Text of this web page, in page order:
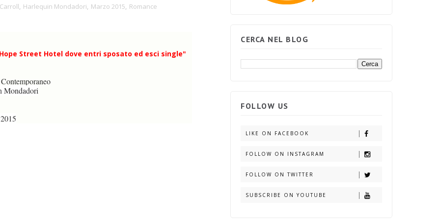
, Harlequin Mondadori, Marzo 2015, Romance
Street Hotel dove entri sposato ed esci single"
Mondadori
CERCA NEL BLOG
FOLLOW US
LIKE ON FACEBOOK
FOLLOW ON INSTAGRAM
FOLLOW ON TWITTER
SUBSCRIBE ON YOUTUBE